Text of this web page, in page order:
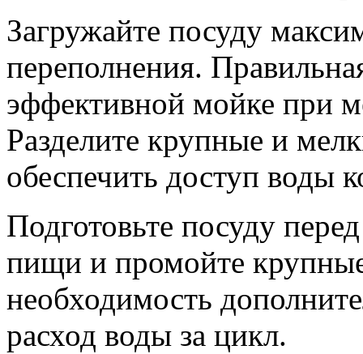
Загружайте посуду
переполнения.
эффективной мойке при
Разделите крупные и
обеспечить доступ воды
Подготовьте посуду
пищи и промойте
необходимость
расход воды за цикл.